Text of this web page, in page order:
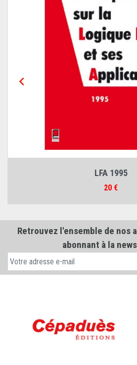

LFA 1995
Prix
20 €
Retrouvez l'ensemble de nos
abonnant à la